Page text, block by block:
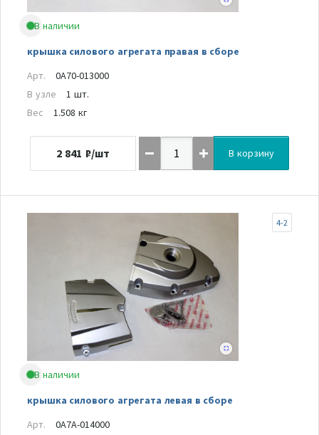
В наличии
крышка силового агрегата правая в сборе
Арт.
0A70-013000
В узле
1 шт.
Вес
1.508 кг
2 841 ₽/шт В корзину
В наличии
крышка силового агрегата левая в сборе
4-2
Арт.
0A7A-014000